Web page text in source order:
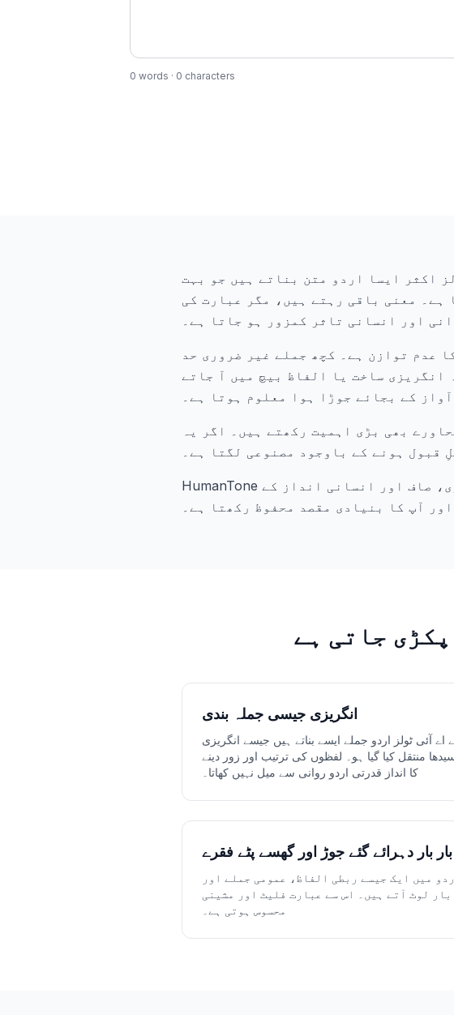
0 words · 0 characters
اکثر ایسا اردو متن بناتے ہیں جو بہت
ہے۔ معنی باقی رہتے ہیں، مگر عبارت کی
اور انسانی تاثر کمزور ہو جاتا ہے۔
عدم توازن ہے۔ کچھ جملے غیر ضروری حد
انگریزی ساخت یا الفاظ بیچ میں آ جاتے
کے بجائے جوڑا ہوا معلوم ہوتا ہے۔
بھی بڑی اہمیت رکھتے ہیں۔ اگر یہ
قبول ہونے کے باوجود مصنوعی لگتا ہے۔
HumanTone ان مسائل کو کم کرنے میں مدد کرتا ہے۔ یہ اردو متن کو زیادہ فطری، صاف اور انسانی انداز کے
آپ کا بنیادی مقصد محفوظ رکھتا ہے۔
جاتی ہے
انگریزی جیسی جملہ بندی
آئی ٹولز اردو جملے ایسے بناتے ہیں جیسے انگریزی
منتقل کیا گیا ہو۔ لفظوں کی ترتیب اور زور دینے
کا انداز قدرتی اردو روانی سے میل نہیں کھاتا۔
بار بار دہرائے گئے جوڑ اور گھسے پٹے فقرے
میں ایک جیسے ربطی الفاظ، عمومی جملے اور
لوٹ آتے ہیں۔ اس سے عبارت فلیٹ اور مشینی
محسوس ہوتی ہے۔